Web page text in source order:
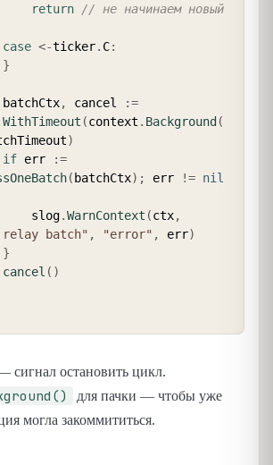
return
// не начинаем новый
case <-ticker. C:
}
        batchCtx
, cancel
:=
WithTimeout (context . Background (
)
if err
:=
( batchCtx) ; err != nil
            slog
.WarnContext (ctx,
relay batch" , "error" , err)
}
cancel ( )
сигнал остановить цикл.
для пачки — чтобы уже
могла закоммититься.